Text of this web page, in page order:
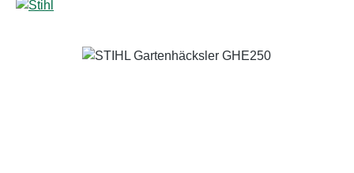
Bildergalerie überspringen